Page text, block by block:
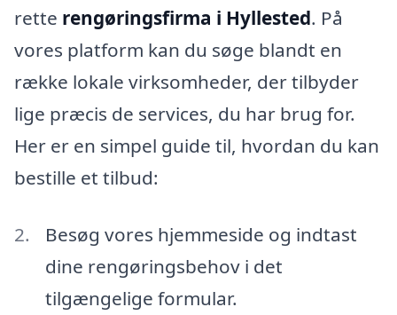
rette rengøringsfirma i Hyllested. På
vores platform kan du søge blandt en
række lokale virksomheder, der tilbyder
lige præcis de services, du har brug for.
Her er en simpel guide til, hvordan du kan
bestille et tilbud:
Besøg vores hjemmeside og indtast
dine rengøringsbehov i det
tilgængelige formular.